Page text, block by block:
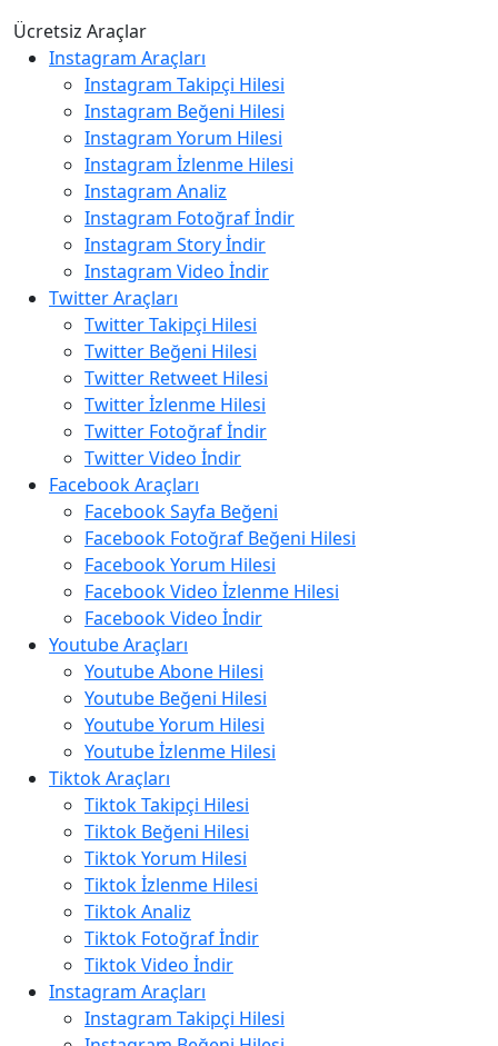
Ücretsiz Araçlar
Instagram Araçları
Instagram Takipçi Hilesi
Instagram Beğeni Hilesi
Instagram Yorum Hilesi
Instagram İzlenme Hilesi
Instagram Analiz
Instagram Fotoğraf İndir
Instagram Story İndir
Instagram Video İndir
Twitter Araçları
Twitter Takipçi Hilesi
Twitter Beğeni Hilesi
Twitter Retweet Hilesi
Twitter İzlenme Hilesi
Twitter Fotoğraf İndir
Twitter Video İndir
Facebook Araçları
Facebook Sayfa Beğeni
Facebook Fotoğraf Beğeni Hilesi
Facebook Yorum Hilesi
Facebook Video İzlenme Hilesi
Facebook Video İndir
Youtube Araçları
Youtube Abone Hilesi
Youtube Beğeni Hilesi
Youtube Yorum Hilesi
Youtube İzlenme Hilesi
Tiktok Araçları
Tiktok Takipçi Hilesi
Tiktok Beğeni Hilesi
Tiktok Yorum Hilesi
Tiktok İzlenme Hilesi
Tiktok Analiz
Tiktok Fotoğraf İndir
Tiktok Video İndir
Instagram Araçları
Instagram Takipçi Hilesi